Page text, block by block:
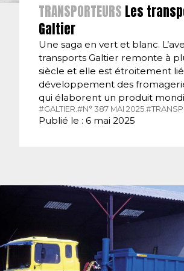
TRANSPORTEURS Les
Galtier
Une saga en vert et blanc.
transports Galtier remonte à
siècle et elle est étroitement
développement des
qui élaborent un produit
#GALTIER.#N° 387 MAI 2025.
Publié le : 6 mai 2025